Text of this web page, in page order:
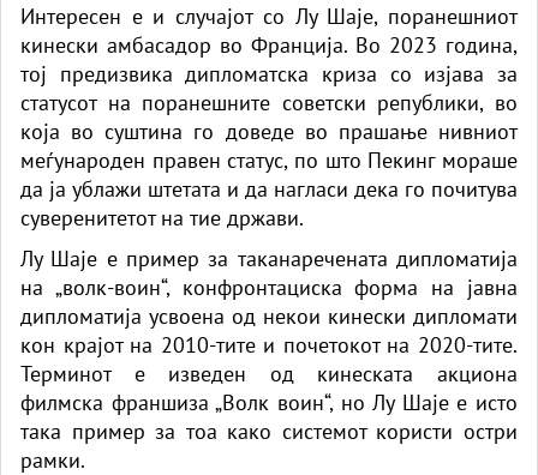
Интересен е и случајот со Лу Шаје, поранешниот
кинески амбасадор во Франција. Во 2023 година,
тој предизвика дипломатска криза со изјава за
статусот на поранешните советски републики, во
која во суштина го доведе во прашање нивниот
меѓународен правен статус, по што Пекинг мораше
да ја ублажи штетата и да нагласи дека го почитува
суверенитетот на тие држави.
Лу Шаје е пример за таканаречената дипломатија
на „волк-воин“, конфронтациска форма на јавна
дипломатија усвоена од некои кинески дипломати
кон крајот на 2010-тите и почетокот на 2020-тите.
Терминот е изведен од кинеската акциона
филмска франшиза „Волк воин“, но Лу Шаје е исто
така пример за тоа како системот користи остри
рамки.